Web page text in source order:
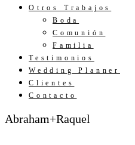
Otros Trabajos
Boda
Comunión
Familia
Testimonios
Wedding Planner
Clientes
Contacto
Abraham+Raquel